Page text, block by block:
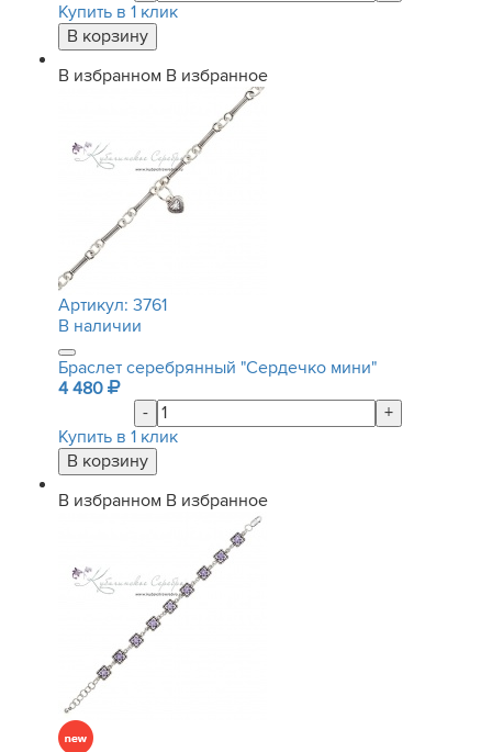
Купить в 1 клик
В избранном В избранное
Артикул: 3761
В наличии
Браслет серебрянный "Сердечко мини"
4 480
-
+
Купить в 1 клик
В избранном В избранное